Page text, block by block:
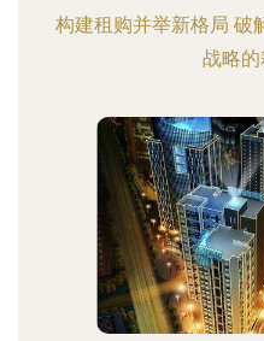
构建租购并举新格局 破
战略